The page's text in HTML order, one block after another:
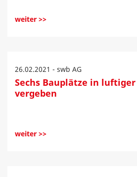
weiter >>
26.02.2021 - swb AG
Sechs Bauplätze in luftiger
vergeben
weiter >>